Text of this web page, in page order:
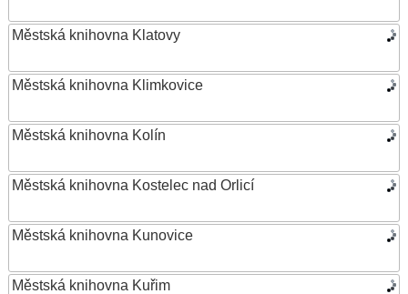
Městská knihovna Klatovy
Městská knihovna Klimkovice
Městská knihovna Kolín
Městská knihovna Kostelec nad Orlicí
Městská knihovna Kunovice
Městská knihovna Kuřim